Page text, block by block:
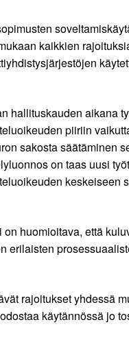
kaikkien
hallituskauden aikana
piiriin
sakosta säätäminen
on taas uusi
keskeiseen
on huomioitava, että
erilaisten
rajoitukset yhdessä
käytännössä jo